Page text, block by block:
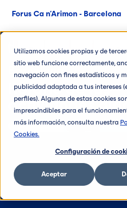
Utilizamos cookies propias y de
sitio web funcione correctamente,
navegación con fines estadísticos y
publicidad adaptada a tus intereses
perfiles). Algunas de estas cookies
imprescindibles para el
más información, consulta nuestra
Cookies.
Configuración de
Aceptar
Forus Ca n'Arimon - Barcelona
Barcelona
horario de las
actividades